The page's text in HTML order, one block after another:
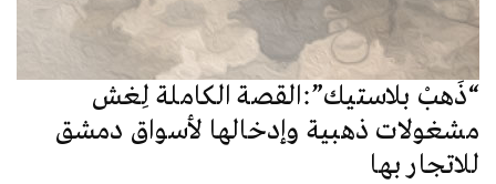
“ذَهبْ بلاستيك”:القصة الكاملة لِغش
مشغولات ذهبية وإدخالها لأسواق دمشق
للاتجار بها